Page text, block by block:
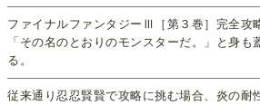
ファイナルファンタジーⅢ［第３巻］完全攻
「その名のとおりのモンスターだ。」と身
る。
従来通り忍忍賢賢で攻略に挑む場合、炎の耐